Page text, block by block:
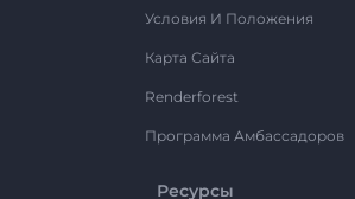
Условия И Положения
Карта Сайта
Renderforest
Программа Амбассадоров
Ресурсы